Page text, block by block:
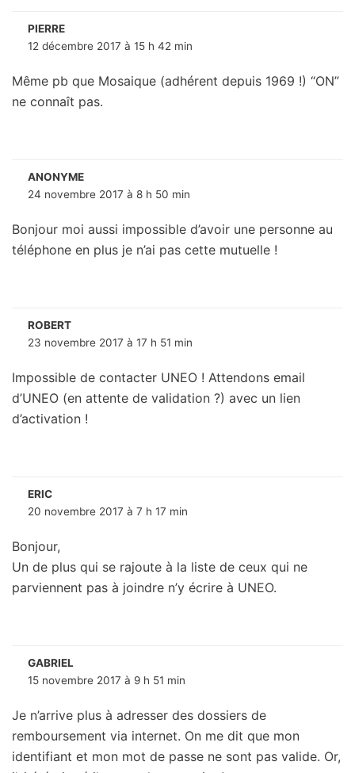
PIERRE
12 décembre 2017 à 15 h 42 min
Même pb que Mosaique (adhérent depuis 1969 !) “ON”
ne connaît pas.
ANONYME
24 novembre 2017 à 8 h 50 min
Bonjour moi aussi impossible d’avoir une personne au
téléphone en plus je n’ai pas cette mutuelle !
ROBERT
23 novembre 2017 à 17 h 51 min
Impossible de contacter UNEO ! Attendons email
d’UNEO (en attente de validation ?) avec un lien
d’activation !
ERIC
20 novembre 2017 à 7 h 17 min
Bonjour,
Un de plus qui se rajoute à la liste de ceux qui ne
parviennent pas à joindre n’y écrire à UNEO.
GABRIEL
15 novembre 2017 à 9 h 51 min
Je n’arrive plus à adresser des dossiers de
remboursement via internet. On me dit que mon
identifiant et mon mot de passe ne sont pas valide. Or,